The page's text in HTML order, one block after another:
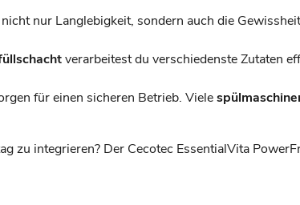
nur Langlebigkeit, sondern auch die
verarbeitest du verschiedenste Zutaten
für einen sicheren Betrieb. Viele
zu integrieren? Der Cecotec EssentialVita